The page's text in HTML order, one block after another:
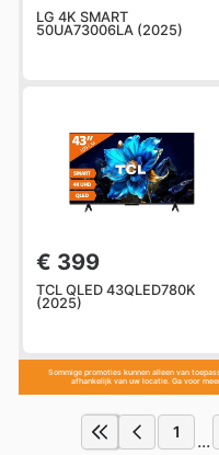
LG 4K SMART
50UA73006LA (2025)
€ 399
TCL QLED 43QLED780K
(2025)
Sommige promoties kunnen alleen van
afhankelijk van uw locatie. Ga voor
1 ...